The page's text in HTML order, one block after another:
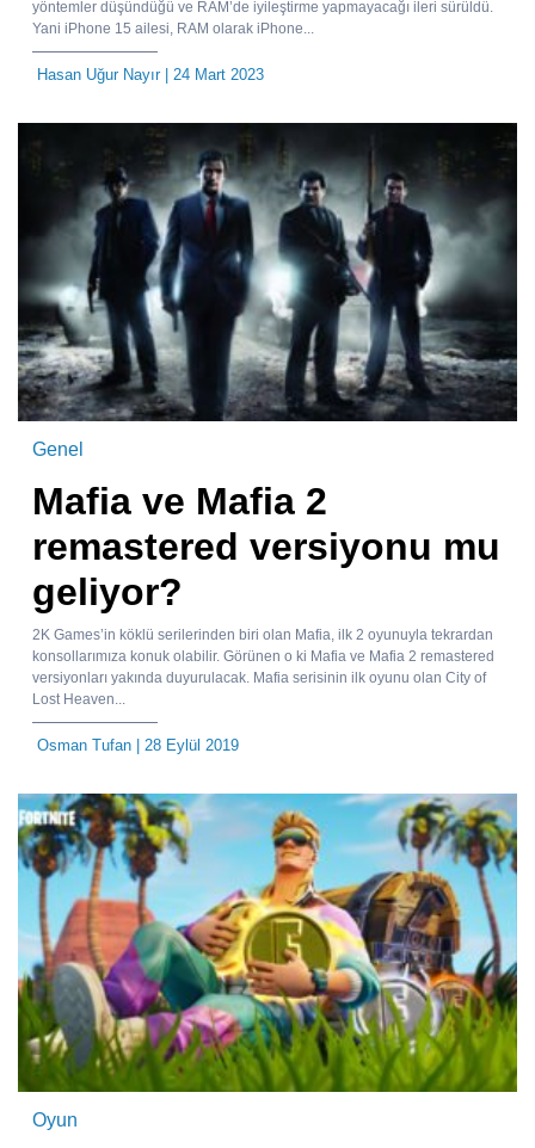
yöntemler düşündüğü ve RAM’de iyileştirme yapmayacağı ileri sürüldü.
Yani iPhone 15 ailesi, RAM olarak iPhone...
Hasan Uğur Nayır| 24 Mart 2023
Genel
Mafia ve Mafia 2
remastered versiyonu mu
geliyor?
2K Games’in köklü serilerinden biri olan Mafia, ilk 2 oyunuyla tekrardan
konsollarımıza konuk olabilir. Görünen o ki Mafia ve Mafia 2 remastered
versiyonları yakında duyurulacak. Mafia serisinin ilk oyunu olan City of
Lost Heaven...
Osman Tufan | 28 Eylül 2019
Oyun